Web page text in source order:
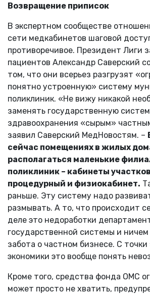
Возвращение приписок
В экспертном сообществе
сети медкабинетов шаговой
противоречивое. Президент Лиги
пациентов Александр Саверский
том, что они всерьез разгрузят
понятно устроенную» систему
поликлиник. «Не вижу никакой
заменять государственную
здравоохранения «сырым»
заявил Саверский МедНовостям. –
сейчас помещениях в жилых
располагаться маленькие
поликлиник – кабинеты
процедурный и физиокабинет.
раньше. Эту систему надо
размывать. А то, что происходит
деле это недоработки
государственной системы и
забота о частном бизнесе. С точки
экономики это вообще понять
Кроме того, средства фонда ОМС
может просто не хватить,